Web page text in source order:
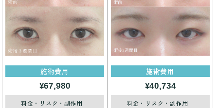
施術費用
¥67,980
料金・リスク・副作用
施術費用
¥40,734
料金・リスク・副作用